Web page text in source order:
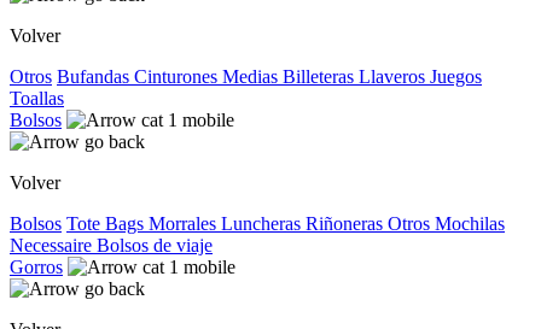
Volver
Otros Bufandas Cinturones Medias Billeteras Llaveros Juegos
Toallas
Bolsos
Volver
Bolsos Tote Bags Morrales Luncheras Riñoneras Otros Mochilas
Necessaire Bolsos de viaje
Gorros